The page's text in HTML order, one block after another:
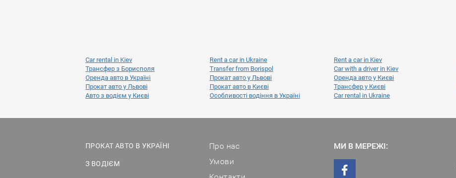
Car rental in Kiev Rent a car in Ukraine Rent a car in Kiev
Трансфер з Борисполя
Transfer from Borispol Car with a driver in Kiev
Оренда авто в Україні
Прокат авто у Львові Оренда авто у Києві
Прокат авто у Львові
Прокат авто в Києві Трансфер у Києві
Авто з водієм у Києві
Особливості водіння в Україні Car rental in Ukraine
ПРОКАТ АВТО В УКРАЇНІ
З ВОДІЄМ
Про нас
Умови
МИ В МЕРЕЖІ: